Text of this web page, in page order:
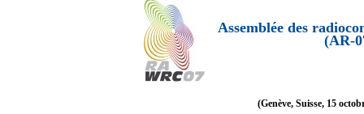
Assemblée des
(AR-
(Genève, Suisse, 15